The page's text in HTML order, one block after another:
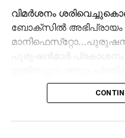
വിമര്‍ശനം
ബോക്‌സില്‍
പുരുഷന്‍മാര്‍
എല്‍ഡിഎഫ് കണ്‍വീനര്‍